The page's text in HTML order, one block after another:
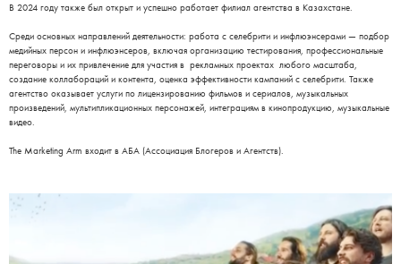
В 2024 году также был открыт и успешно работает филиал агентства в Казахстане.
Среди основных направлений деятельности: работа с селебрити и инфлюэнсерами — подбор
медийных персон и инфлюэнсеров, включая организацию тестирования, профессиональные
переговоры и их привлечение для участия в рекламных проектах любого масштаба,
создание коллабораций и контента, оценка эффективности кампаний с селебрити. Также
агентство оказывает услуги по лицензированию фильмов и сериалов, музыкальных
произведений, мультипликационных персонажей, интеграциям в кинопродукцию, музыкальные
видео.
The Marketing Arm входит в АБА (Ассоциация Блогеров и Агентств).